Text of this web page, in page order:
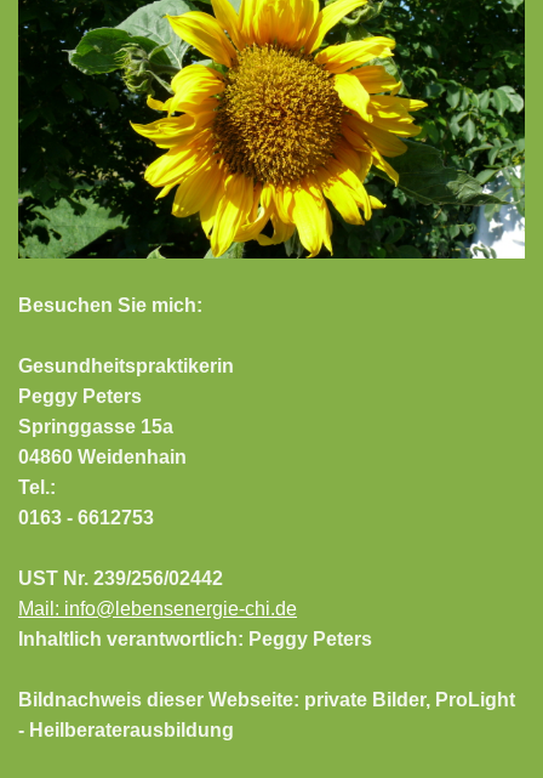
Besuchen Sie mich:
Gesundheitspraktikerin
Peggy Peters
Springgasse 15a
04860 Weidenhain
Tel.:
0163 - 6612753
UST Nr. 239/256/02442
Mail: info@lebensenergie-chi.de
Inhaltlich verantwortlich: Peggy Peters
Bildnachweis dieser Webseite: private Bilder, ProLight
- Heilberaterausbildung